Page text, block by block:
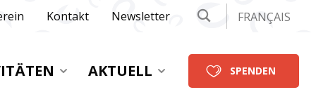
Kontakt Newsletter FRANÇAIS
AKTUELL SPENDEN